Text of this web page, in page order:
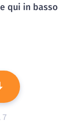
qui in basso
7